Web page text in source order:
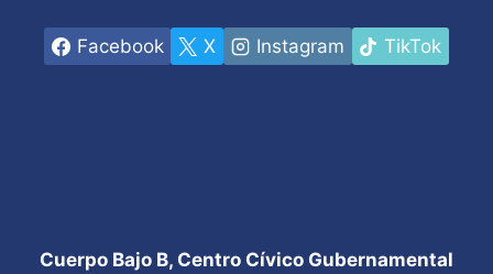
Facebook X Instagram TikTok
Cuerpo Bajo B, Centro Cívico Gubernamental